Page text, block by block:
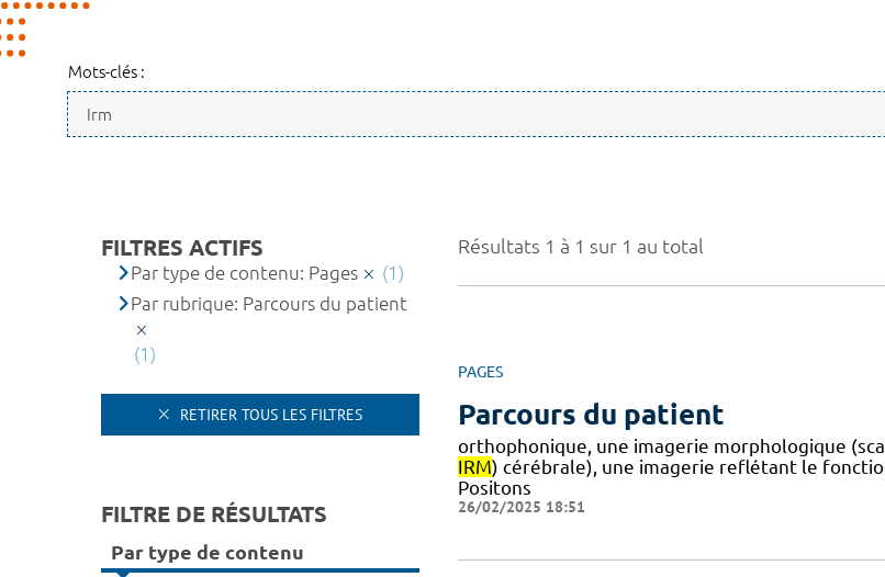
Mots-clés :
Résultats 1 à 1 sur 1 au total
PAGES
Parcours du patient
orthophonique, une imagerie morphologique
IRM) cérébrale), une imagerie reflétant le
Positons
26/02/2025 18:51
FILTRES ACTIFS
Par type de contenu: Pages
(1)
Par rubrique: Parcours du patient
(1)
RETIRER TOUS LES FILTRES
FILTRE DE RÉSULTATS
Par type de contenu